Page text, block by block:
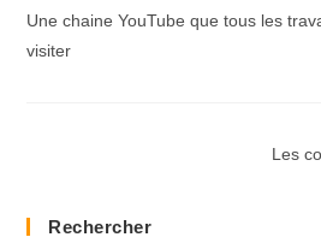
Une chaine YouTube que tous les
visiter
Les
Rechercher